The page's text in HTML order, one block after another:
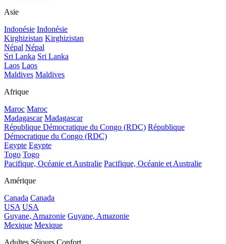
Asie
Indonésie Indonésie
Kirghizistan Kirghizistan
Népal Népal
Sri Lanka Sri Lanka
Laos Laos
Maldives Maldives
Afrique
Maroc Maroc
Madagascar Madagascar
République Démocratique du Congo (RDC) République
Démocratique du Congo (RDC)
Egypte Egypte
Togo Togo
Pacifique, Océanie et Australie Pacifique, Océanie et Australie
Amérique
Canada Canada
USA USA
Guyane, Amazonie Guyane, Amazonie
Mexique Mexique